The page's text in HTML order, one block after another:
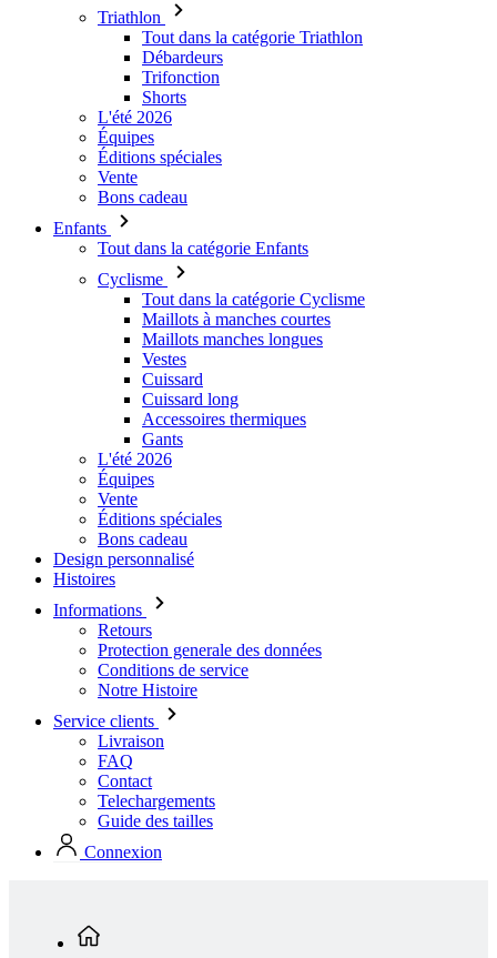
L'été 2026
Équipes
Éditions spéciales
Vente
Bons cadeau
Enfants
Tout dans la catégorie Enfants
Cyclisme
Tout dans la catégorie Cyclisme
Maillots manches longues
Vestes
Cuissard
Cuissard long
Accessoires thermiques
Gants
L'été 2026
Équipes
Vente
Éditions spéciales
Bons cadeau
Design personnalisé
Histoires
Informations
Retours
Protection generale des données
Conditions de service
Notre Histoire
Service clients
Livraison
FAQ
Contact
Telechargements
Guide des tailles
Connexion
Femmes